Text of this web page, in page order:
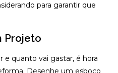
para garantir que
Projeto
e quanto vai gastar, é hora
Desenhe um esboço